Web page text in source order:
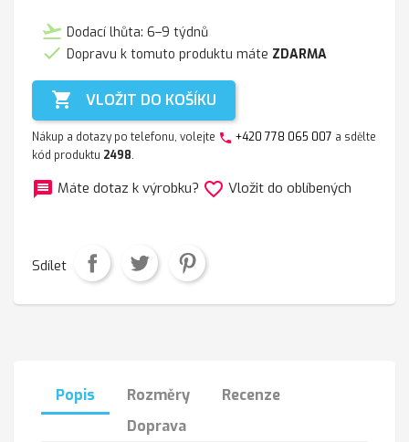
flight_takeoff Dodací lhůta: 6–9 týdnů
 Dopravu k tomuto produktu máte ZDARMA
 VLOŽIT DO KOŠÍKU
Nákup a dotazy po telefonu, volejte phone +420 778 065 007 a sdělte
kód produktu 2498.
message Máte dotaz k výrobku? favorite_border Vložit do oblíbených
Sdílet
Popis Rozměry
Recenze
Doprava